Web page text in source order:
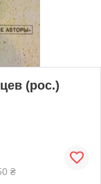
(рос.)
₴